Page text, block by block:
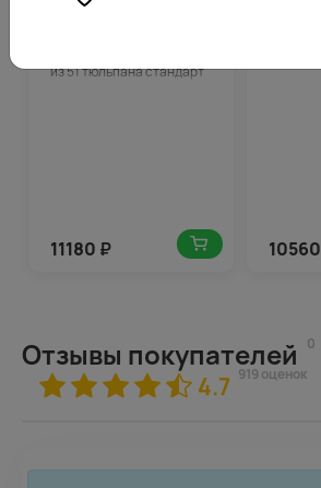
Доступен с
из 51 тюльпана стандарт
11180 ₽ 10560
Отзывы покупателей 0
4.7 919 оценок